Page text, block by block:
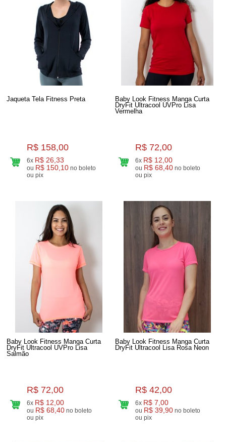
Jaqueta Tela Fitness Preta
R$ 158,00
6x R$ 26,33
ou R$ 150,10 no boleto
ou pix
Baby Look Fitness Manga Curta
DryFit Ultracool UVPro Lisa
Vermelha
R$ 72,00
6x R$ 12,00
ou R$ 68,40 no boleto
ou pix
Baby Look Fitness Manga Curta
DryFit Ultracool UVPro Lisa
Salmão
R$ 72,00
6x R$ 12,00
ou R$ 68,40 no boleto
ou pix
Baby Look Fitness Manga Curta
DryFit Ultracool Lisa Rosa Neon
R$ 42,00
6x R$ 7,00
ou R$ 39,90 no boleto
ou pix